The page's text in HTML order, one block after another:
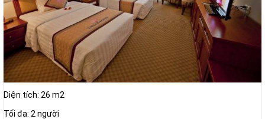
Diện tích: 26 m2
Tối đa: 2 người